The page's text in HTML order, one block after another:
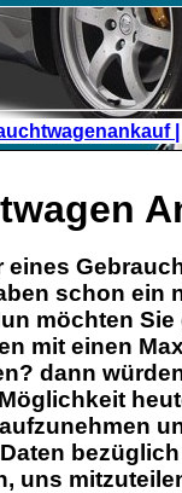
|
eines
schon ein
möchten Sie
mit einen
dann
, uns